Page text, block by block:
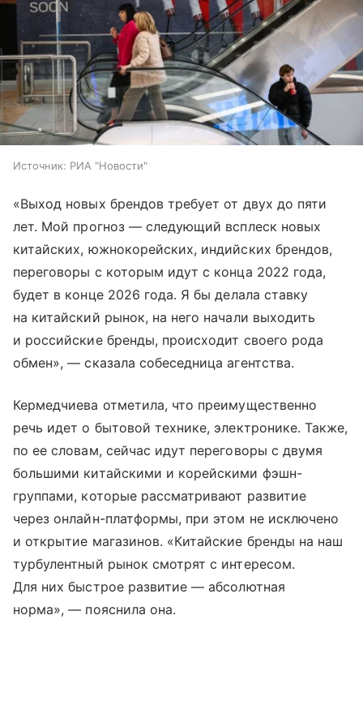
Источник: РИА "Новости"
«Выход новых брендов требует от двух до пяти
лет. Мой прогноз — следующий всплеск новых
китайских, южнокорейских, индийских брендов,
переговоры с которым идут с конца 2022 года,
будет в конце 2026 года. Я бы делала ставку
на китайский рынок, на него начали выходить
и российские бренды, происходит своего рода
обмен», — сказала собеседница агентства.
Кермедчиева отметила, что преимущественно
речь идет о бытовой технике, электронике. Также,
по ее словам, сейчас идут переговоры с двумя
большими китайскими и корейскими фэшн-
группами, которые рассматривают развитие
через онлайн-платформы, при этом не исключено
и открытие магазинов. «Китайские бренды на наш
турбулентный рынок смотрят с интересом.
Для них быстрое развитие — абсолютная
норма», — пояснила она.